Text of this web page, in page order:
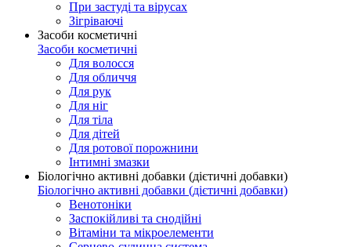
При застуді та вірусах
Зігріваючі
Засоби косметичні
Засоби косметичні
Для волосся
Для обличчя
Для рук
Для ніг
Для тіла
Для дітей
Для ротової порожнини
Інтимні змазки
Біологічно активні добавки (дієтичні добавки)
Біологічно активні добавки (дієтичні добавки)
Венотоніки
Заспокійливі та снодійні
Вітаміни та мікроелементи